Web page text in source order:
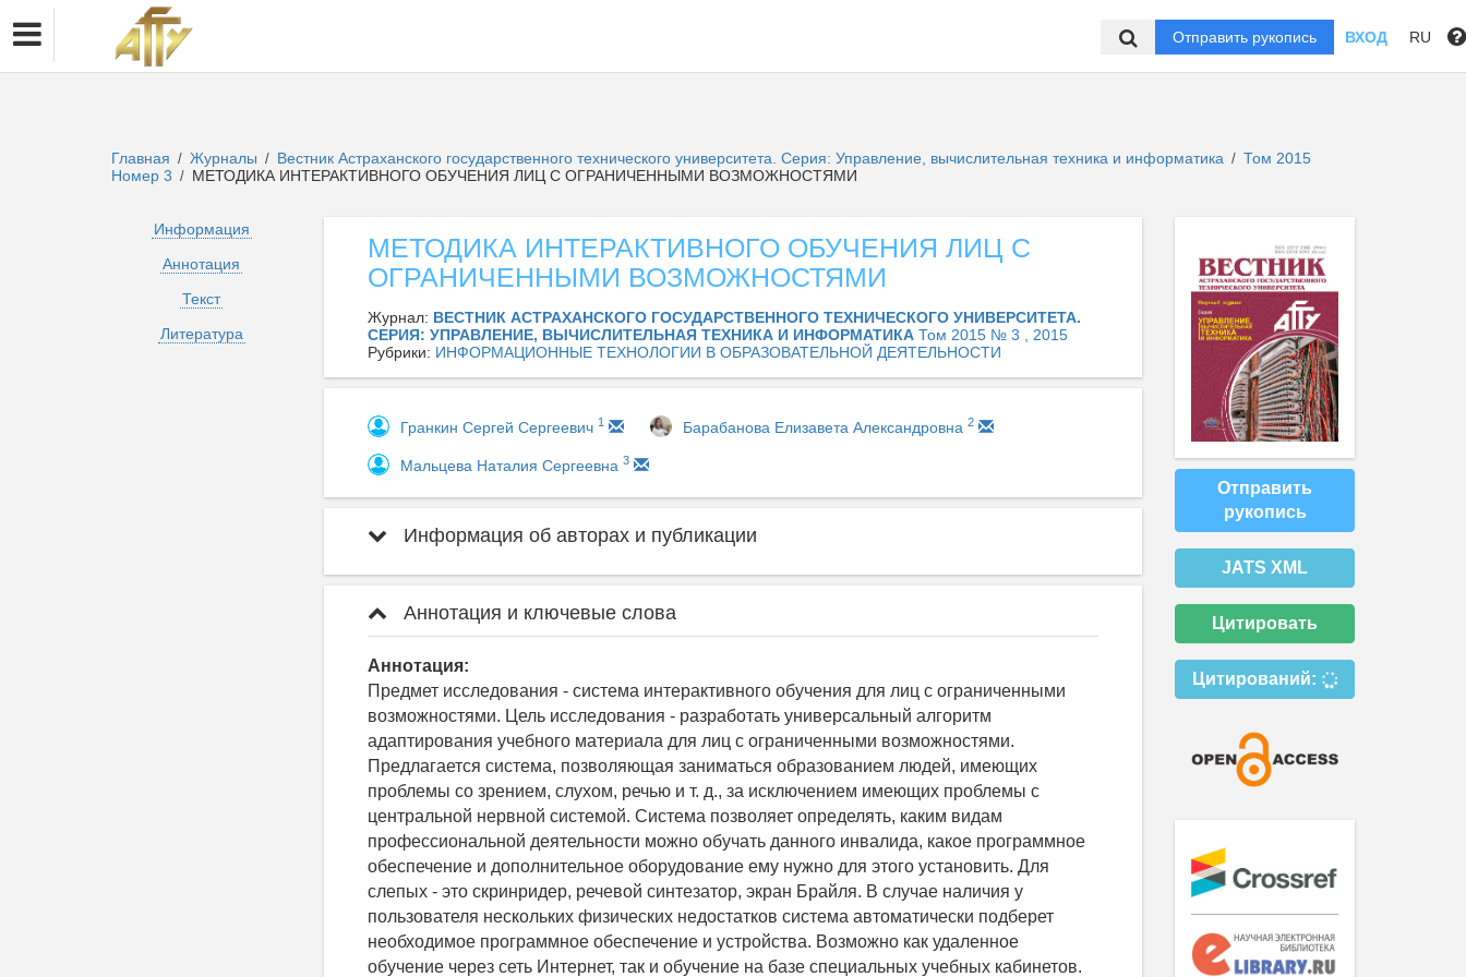
Отправить рукопись ВХОД RU
Главная / Журналы / Вестник Астраханского государственного технического университета. Серия: Управление, вычислительная техника и информатика / Том 2015
Номер 3 / МЕТОДИКА ИНТЕРАКТИВНОГО ОБУЧЕНИЯ ЛИЦ С ОГРАНИЧЕННЫМИ ВОЗМОЖНОСТЯМИ
Информация
Аннотация
Текст
Литература
МЕТОДИКА ИНТЕРАКТИВНОГО ОБУЧЕНИЯ ЛИЦ С
ОГРАНИЧЕННЫМИ ВОЗМОЖНОСТЯМИ
Журнал: ВЕСТНИК АСТРАХАНСКОГО ГОСУДАРСТВЕННОГО ТЕХНИЧЕСКОГО УНИВЕРСИТЕТА.
СЕРИЯ: УПРАВЛЕНИЕ, ВЫЧИСЛИТЕЛЬНАЯ ТЕХНИКА И ИНФОРМАТИКА Том 2015 № 3 , 2015
Рубрики: ИНФОРМАЦИОННЫЕ ТЕХНОЛОГИИ В ОБРАЗОВАТЕЛЬНОЙ ДЕЯТЕЛЬНОСТИ
Гранкин Сергей Сергеевич 1 Барабанова Елизавета Александровна 2
Мальцева Наталия Сергеевна 3
Информация об авторах и публикации
Аннотация и ключевые слова
Аннотация:
Предмет исследования - система интерактивного обучения для лиц с ограниченными
возможностями. Цель исследования - разработать универсальный алгоритм
адаптирования учебного материала для лиц с ограниченными возможностями.
Предлагается система, позволяющая заниматься образованием людей, имеющих
проблемы со зрением, слухом, речью и т. д., за исключением имеющих проблемы с
центральной нервной системой. Система позволяет определять, каким видам
профессиональной деятельности можно обучать данного инвалида, какое программное
обеспечение и дополнительное оборудование ему нужно для этого установить. Для
слепых - это скринридер, речевой синтезатор, экран Брайля. В случае наличия у
пользователя нескольких физических недостатков система автоматически подберет
необходимое программное обеспечение и устройства. Возможно как удаленное
обучение через сеть Интернет, так и обучение на базе специальных учебных кабинетов.
Отправить
рукопись
JATS XML
Цитировать
Цитирований: